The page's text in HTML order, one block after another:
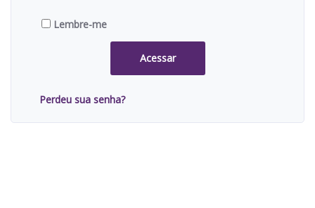
Lembre-me
Acessar
Perdeu sua senha?